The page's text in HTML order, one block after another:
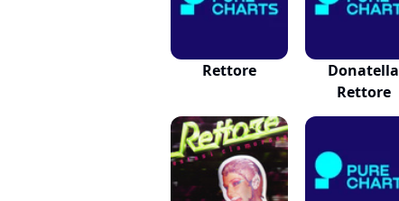
Rettore
Donatella
Rettore